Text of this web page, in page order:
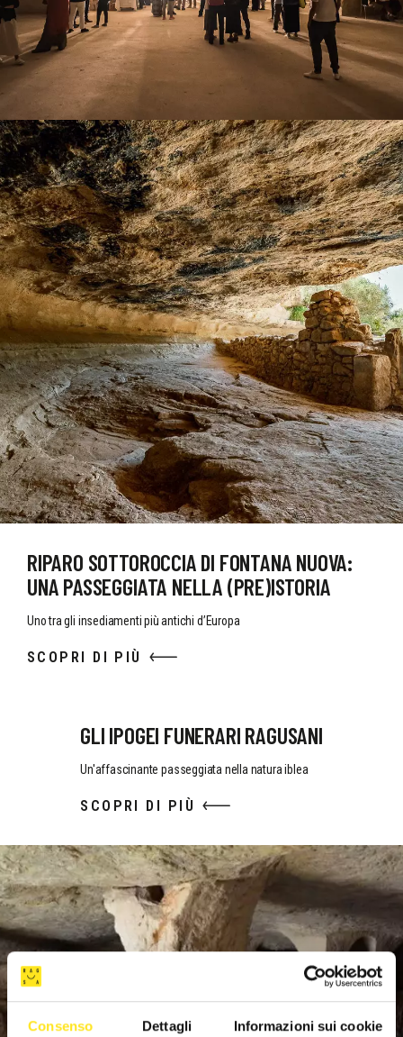
Consenso Dettagli Informazioni sui cookie
RIPARO SOTTOROCCIA DI FONTANA NUOVA:
UNA PASSEGGIATA NELLA (PRE)ISTORIA
Uno tra gli insediamenti più antichi d’Europa
SCOPRI DI PIÙ
GLI IPOGEI FUNERARI RAGUSANI
Un'affascinante passeggiata nella natura iblea
SCOPRI DI PIÙ